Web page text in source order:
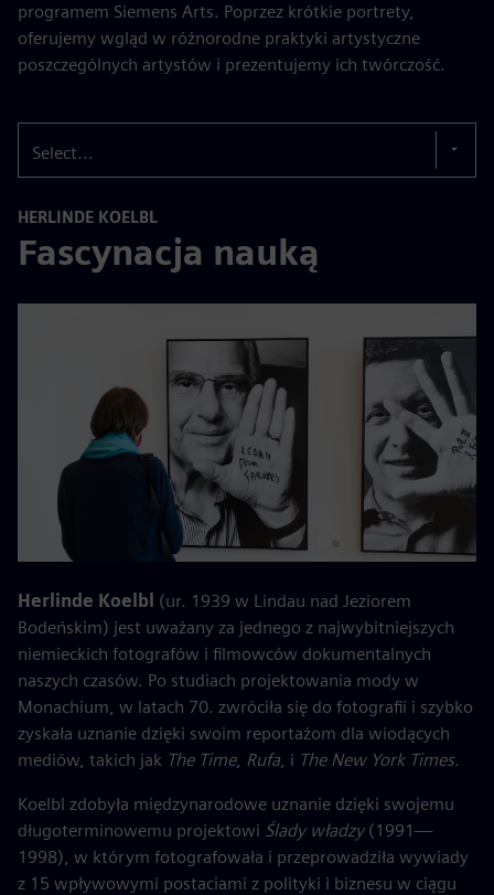
programem Siemens Arts. Poprzez krótkie portrety,
oferujemy wgląd w różnorodne praktyki artystyczne
poszczególnych artystów i prezentujemy ich twórczość.
Select...
HERLINDE KOELBL
Fascynacja nauką
Herlinde Koelbl (ur. 1939 w Lindau nad Jeziorem
Bodeńskim) jest uważany za jednego z najwybitniejszych
niemieckich fotografów i filmowców dokumentalnych
naszych czasów. Po studiach projektowania mody w
Monachium, w latach 70. zwróciła się do fotografii i szybko
zyskała uznanie dzięki swoim reportażom dla wiodących
mediów, takich jak The Time, Rufa, i The New York Times.
Koelbl zdobyła międzynarodowe uznanie dzięki swojemu
długoterminowemu projektowi Ślady władzy(1991—
1998), w którym fotografowała i przeprowadziła wywiady
z 15 wpływowymi postaciami z polityki i biznesu w ciągu